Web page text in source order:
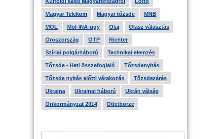
Magyar Telekom Magyar tőzsde MNB
MOL Mol-INA-ügy Olaj Olasz választás
Oroszország OTP Richter
Szíriai polgárháború Technikai elemzés
Tőzsde - Heti összefoglaló Tőzsdenyitás
Tőzsde nyitás előtti várakozás Tőzsdezárás
Ukrajna Ukrajnai háború Ukrán válság
Önkormányzat 2014 Ötletbörze